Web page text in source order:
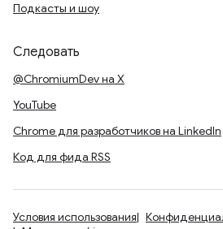
Подкасты и шоу
Следовать
@ChromiumDev на X
YouTube
Chrome для разработчиков на LinkedIn
Код для фида RSS
Условия использования